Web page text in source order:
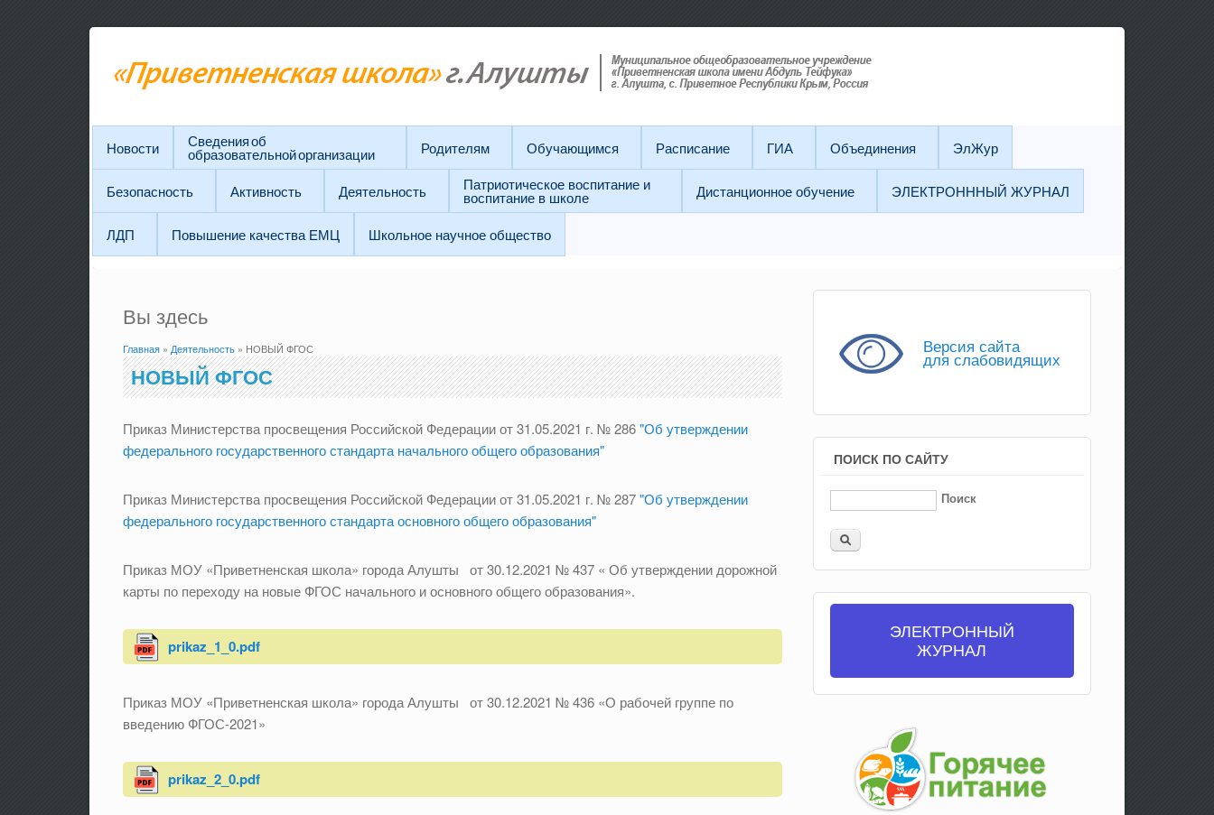
Новости Сведения об
образовательной организации Родителям Обучающимся Расписание ГИА Объединения ЭлЖур
Безопасность Активность Деятельность Патриотическое воспитание и
воспитание в школе Дистанционное обучение ЭЛЕКТРОНННЫЙ ЖУРНАЛ
ЛДП Повышение качества ЕМЦ Школьное научное общество
Вы здесь
Главная » Деятельность » НОВЫЙ ФГОС
НОВЫЙ ФГОС
Приказ Министерства просвещения Российской Федерации от 31.05.2021 г. № 286"Об утверждении
федерального государственного стандарта начального общего образования"
Приказ Министерства просвещения Российской Федерации от 31.05.2021 г. № 287"Об утверждении
федерального государственного стандарта основного общего образования"
Приказ МОУ «Приветненская школа» города Алушты от 30.12.2021 № 437 « Об утверждении дорожной
карты по переходу на новые ФГОС начального и основного общего образования».
prikaz_1_0.pdf
Приказ МОУ «Приветненская школа» города Алушты от 30.12.2021 № 436 «О рабочей группе по
введению ФГОС-2021»
prikaz_2_0.pdf
Версия сайта
для слабовидящих
ПОИСК ПО САЙТУ
Поиск
ЭЛЕКТРОННЫЙ
ЖУРНАЛ